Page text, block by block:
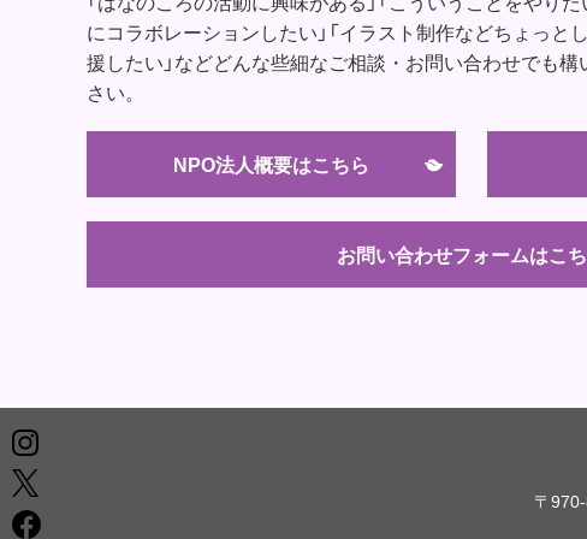
にコラボレーションしたい」「イラスト制作などちょっと
援したい」などどんな些細なご相談・お問い合わせでも
さい。
NPO法人概要はこちら
お問い合わせフォームはこ
〒